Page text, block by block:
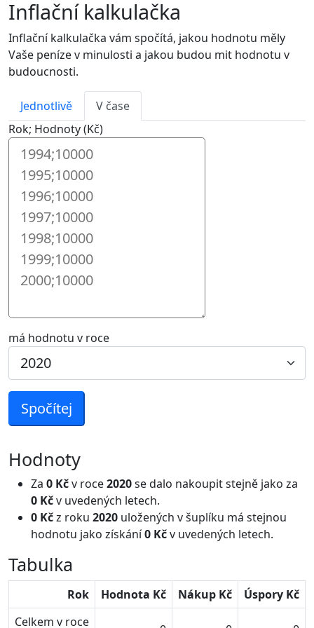
Inflační kalkulačka
Inflační kalkulačka vám spočítá, jakou hodnotu měly
Vaše peníze v minulosti a jakou budou mit hodnotu v
budoucnosti.
Jednotlivě
V čase
Rok; Hodnoty (Kč)
má hodnotu v roce
Spočítej
Hodnoty
Za 0 Kčv roce2020se dalo nakoupit stejně jako za
0 Kčv uvedených letech.
0 Kčz roku 2020 uložených v šuplíku má stejnou
hodnotu jako získání0 Kčv uvedených letech.
Tabulka
Rok Hodnota Kč Nákup Kč
Úspory Kč
Celkem v roce